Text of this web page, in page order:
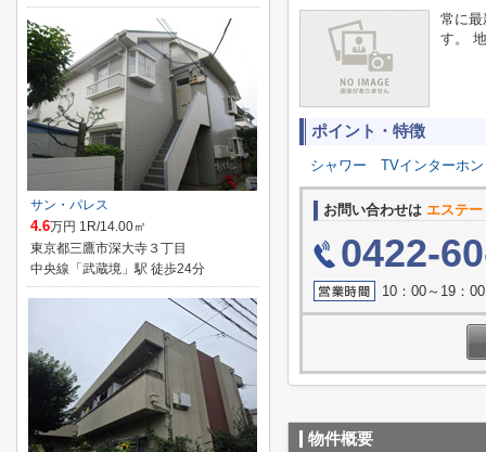
常に最
す。
ポイント・特徴
シャワー TVインターホン
お問い合わせは エステ
0422-
10：00～19：
物件概要
サン・パレス
4.6万円 1R/14.00㎡
東京都三鷹市深大寺３丁目
中央線「武蔵境」駅 徒歩24分